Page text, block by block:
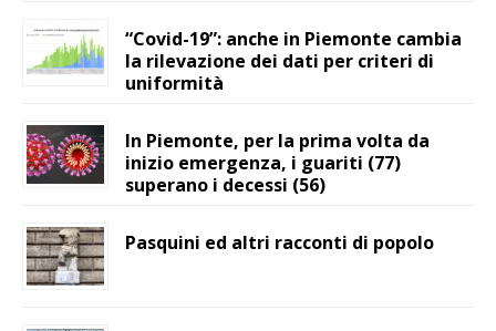
“Covid-19”: anche in Piemonte cambia
la rilevazione dei dati per criteri di
uniformità
In Piemonte, per la prima volta da
inizio emergenza, i guariti (77)
superano i decessi (56)
Pasquini ed altri racconti di popolo